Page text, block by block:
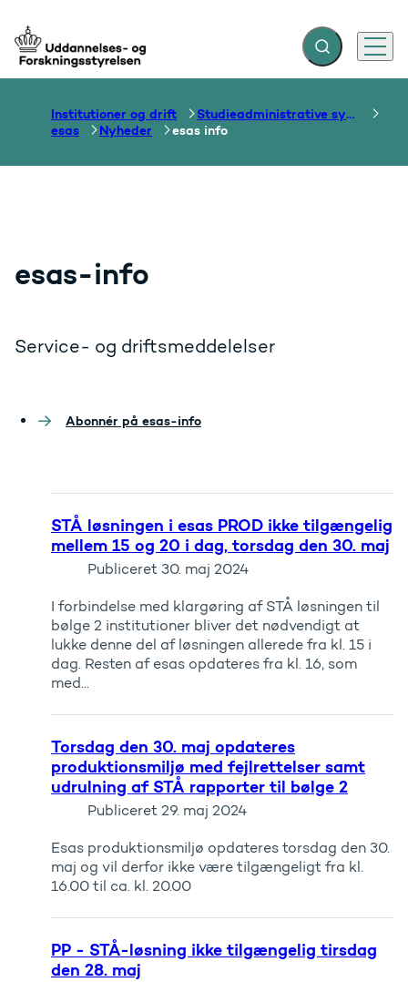
Gå til forsiden Fold søgefelt ud
Menu
Institutioner og drift
Studieadministrative systemer
esas
Nyheder esas info
esas-info
Service- og driftsmeddelelser
Abonnér på esas-info
STÅ løsningen i esas PROD ikke tilgængelig
mellem 15 og 20 i dag, torsdag den 30. maj
Publiceret 30. maj 2024
I forbindelse med klargøring af STÅ løsningen til
bølge 2 institutioner bliver det nødvendigt at
lukke denne del af løsningen allerede fra kl. 15 i
dag. Resten af esas opdateres fra kl. 16, som
med...
Torsdag den 30. maj opdateres
produktionsmiljø med fejlrettelser samt
udrulning af STÅ rapporter til bølge 2
Publiceret 29. maj 2024
Esas produktionsmiljø opdateres torsdag den 30.
maj og vil derfor ikke være tilgængeligt fra kl.
16.00 til ca. kl. 20.00
PP - STÅ-løsning ikke tilgængelig tirsdag
den 28. maj